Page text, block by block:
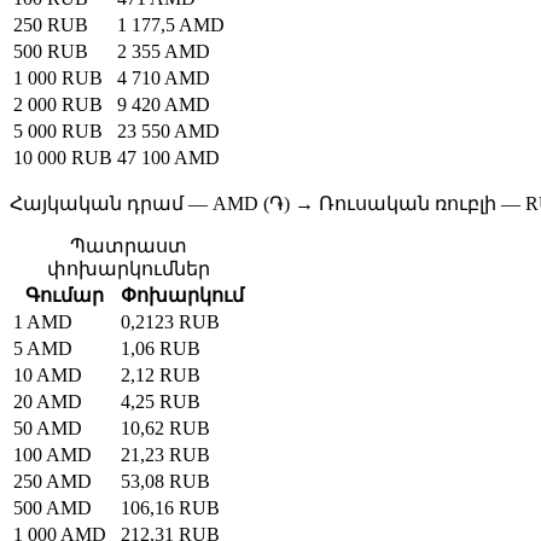
250 RUB
1 177,5 AMD
500 RUB
2 355 AMD
1 000 RUB
4 710 AMD
2 000 RUB
9 420 AMD
5 000 RUB
23 550 AMD
10 000 RUB 47 100 AMD
Հայկական դրամ — AMD (֏) → Ռուսական ռուբլի —
Պատրաստ
փոխարկումներ
Գումար
Փոխարկում
1 AMD
0,2123 RUB
5 AMD
1,06 RUB
10 AMD
2,12 RUB
20 AMD
4,25 RUB
50 AMD
10,62 RUB
100 AMD
21,23 RUB
250 AMD
53,08 RUB
500 AMD
106,16 RUB
1 000 AMD
212,31 RUB